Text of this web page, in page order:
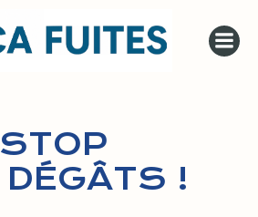
au
contenu
STOP
!